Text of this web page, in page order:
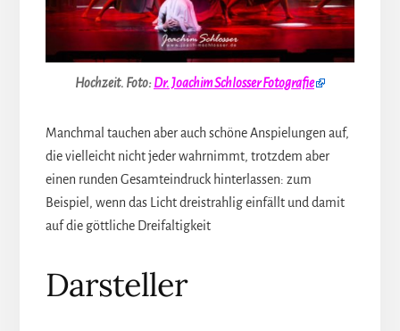
Hochzeit. Foto:Dr. Joachim Schlosser Fotografie
Manchmal tauchen aber auch schöne Anspielungen auf,
die vielleicht nicht jeder wahrnimmt, trotzdem aber
einen runden Gesamteindruck hinterlassen: zum
Beispiel, wenn das Licht dreistrahlig einfällt und damit
auf die göttliche Dreifaltigkeit
Darsteller